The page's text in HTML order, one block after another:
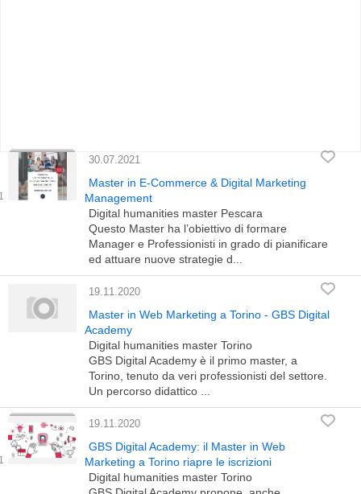
30.07.2021
Master in E-Commerce & Digital Marketing
Management
Digital humanities master Pescara
Questo Master ha l’obiettivo di formare
Manager e Professionisti in grado di pianificare
ed attuare nuove strategie d...
19.11.2020
Master in Web Marketing a Torino - GBS Digital
Academy
Digital humanities master Torino
GBS Digital Academy è il primo master, a
Torino, tenuto da veri professionisti del settore.
Un percorso didattico ...
19.11.2020
GBS Digital Academy: il Master in Web
Marketing a Torino riapre le iscrizioni
Digital humanities master Torino